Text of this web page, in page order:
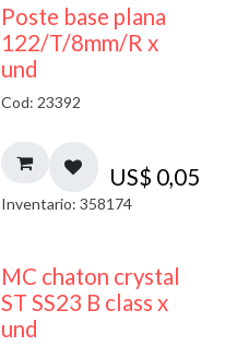
Poste base plana
122/T/8mm/R x
und
Cod: 23392
US$ 0,05
Inventario: 358174
MC chaton crystal
ST SS23 B class x
und